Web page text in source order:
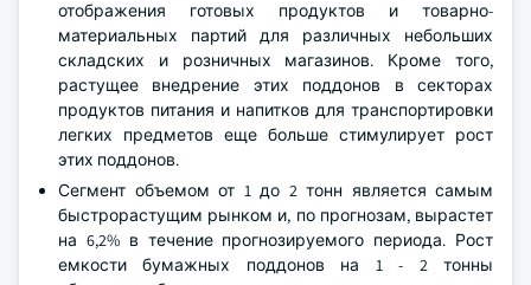
отображения готовых продуктов и товарно-
материальных партий для различных небольших
складских и розничных магазинов. Кроме того,
растущее внедрение этих поддонов в секторах
продуктов питания и напитков для транспортировки
легких предметов еще больше стимулирует рост
этих поддонов.
Сегмент объемом от 1 до 2 тонн является самым
быстрорастущим рынком и, по прогнозам, вырастет
на 6,2% в течение прогнозируемого периода. Рост
емкости бумажных поддонов на 1 - 2 тонны